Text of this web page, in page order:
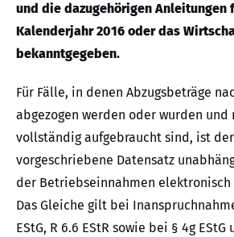
und die dazugehörigen Anleitungen
Kalenderjahr 2016 oder das
bekanntgegeben.
Für Fälle, in denen Abzugsbeträge
abgezogen werden oder wurden und
vollständig aufgebraucht sind, ist
vorgeschriebene Datensatz
der Betriebseinnahmen
Das Gleiche gilt bei
EStG, R 6.6 EStR sowie bei § 4g EStG